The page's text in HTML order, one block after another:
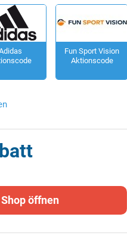
Fun Sport Vision
Aktionscode
öffnen